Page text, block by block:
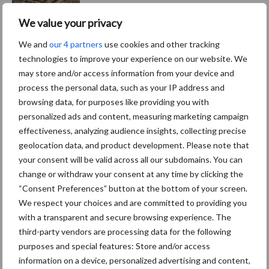
We value your privacy
We and our 4 partners use cookies and other tracking
technologies to improve your experience on our website. We
may store and/or access information from your device and
process the personal data, such as your IP address and
browsing data, for purposes like providing you with
personalized ads and content, measuring marketing campaign
effectiveness, analyzing audience insights, collecting precise
geolocation data, and product development. Please note that
your consent will be valid across all our subdomains. You can
change or withdraw your consent at any time by clicking the
“Consent Preferences” button at the bottom of your screen.
We respect your choices and are committed to providing you
with a transparent and secure browsing experience. The
third-party vendors are processing data for the following
purposes and special features: Store and/or access
information on a device, personalized advertising and content,
Themapagina's
Diergezondheid Bemesting Fokkerij
Derogatie Fosfaatrechten
Toon meer